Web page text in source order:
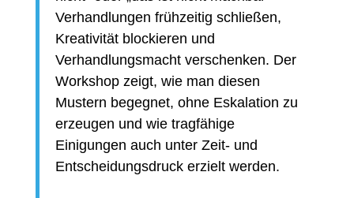
Verhandlungen frühzeitig schließen,
Kreativität blockieren und
Verhandlungsmacht verschenken. Der
Workshop zeigt, wie man diesen
Mustern begegnet, ohne Eskalation zu
erzeugen und wie tragfähige
Einigungen auch unter Zeit- und
Entscheidungsdruck erzielt werden.